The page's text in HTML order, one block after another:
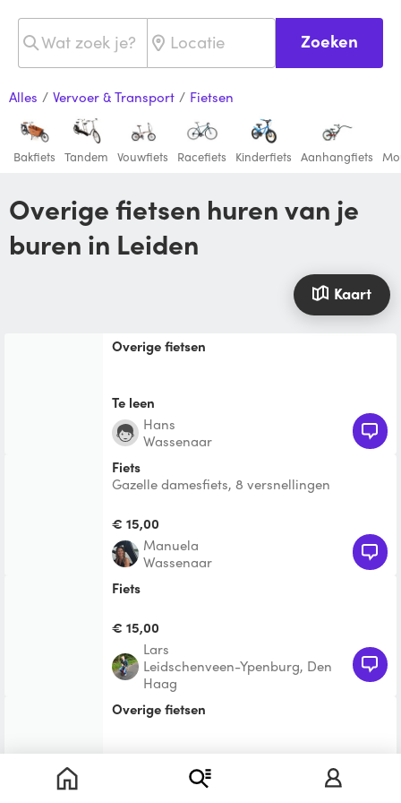
Zoeken
Alles / Vervoer & Transport / Fietsen
Bakfiets Tandem Vouwfiets Racefiets Kinderfiets Aanhangfiets
Overige fietsen huren van je
buren in Leiden
Kaart
Overige fietsen
Te leen
Hans
Wassenaar
fiets
Gazelle damesfiets, 8 versnellingen
€ 15,00
Manuela
Wassenaar
Fiets
€ 15,00
Lars
Leidschenveen-Ypenburg, Den
Haag
Overige fietsen